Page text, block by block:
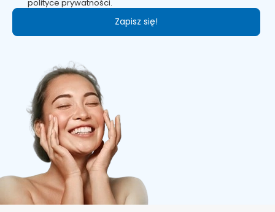
jako substytut zróżnicowanej diety. Ważne jest prowadzenie
zdrowego trybu życia i zrównoważonego sposobu żywienia.
ZALECANE WARUNKI PRZECHOWYWANIA
zamkniętym opakowaniu, w temperaturze pokojowej, w
suchym miejscu, w sposób niedostępny dla małych dzieci.
Pamiętaj, że tylko zdrowy tryb życia i zrównoważony sposób
odżywiania zapewniają prawidłowe funkcjonowanie organizmu
i zachowanie dobrej kondycji. Suplement diety nie może być
stosowany jako substytut (zamiennik) zróżnicowanej diety.
Produkt PHARMOVIT (CLEAN LABEL) KAPSUŁKI NA METABOLIZM
TŁUSZCZÓW (CZYNNIKI LIPOTROPOWE) BEZGLUTENOWE 60 szt.
PHARMOVIT to suplement diety. Nie może być stosowany jako
substytut zróżnicowanej diety. Pamiętaj o zrównoważonym
sposobie żywienia i zdrowym trybie życia.
polityce prywatności.
Zapisz się!